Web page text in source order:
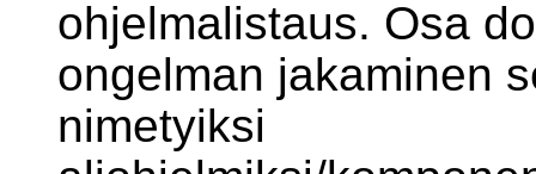
ohjelmalistaus. Osa
ongelman jakaminen
nimetyiksi